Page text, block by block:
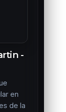
-
en
de la